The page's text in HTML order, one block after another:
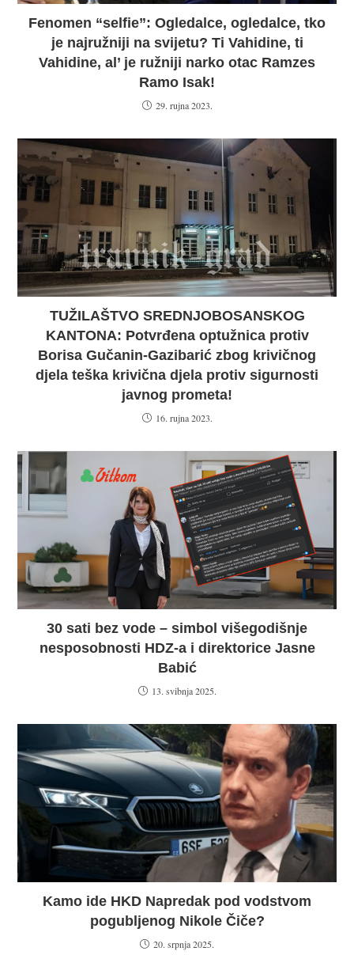
Fenomen “selfie”: Ogledalce, ogledalce, tko
je najružniji na svijetu? Ti Vahidine, ti
Vahidine, al’ je ružniji narko otac Ramzes
Ramo Isak!
29. rujna 2023.
TUŽILAŠTVO SREDNJOBOSANSKOG
KANTONA: Potvrđena optužnica protiv
Borisa Gučanin-Gazibarić zbog krivičnog
djela teška krivična djela protiv sigurnosti
javnog prometa!
16. rujna 2023.
30 sati bez vode – simbol višegodišnje
nesposobnosti HDZ-a i direktorice Jasne
Babić
13. svibnja 2025.
Kamo ide HKD Napredak pod vodstvom
pogubljenog Nikole Čiče?
20. srpnja 2025.